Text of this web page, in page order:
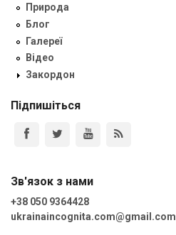
Природа
Блог
Галереї
Відео
Закордон
Підпишіться
Зв'язок з нами
+38 050 9364428
ukrainaincognita.com@gmail.com